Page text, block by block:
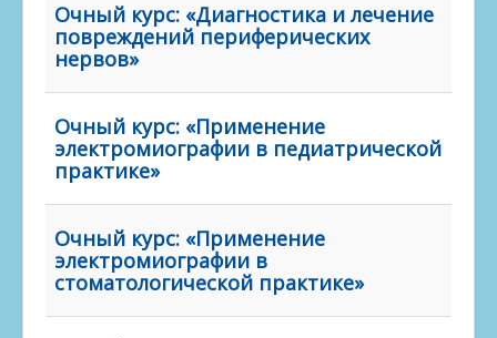
Очный курс: «Диагностика и лечение
повреждений периферических
нервов»
Очный курс: «Применение
электромиографии в педиатрической
практике»
Очный курс: «Применение
электромиографии в
стоматологической практике»